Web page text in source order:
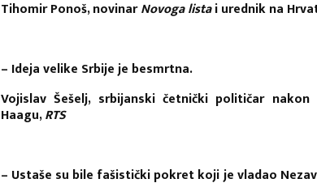
Tihomir Ponoš, novinarNovoga listai urednik na
– Ideja velike Srbije je besmrtna.
Vojislav Šešelj, srbijanski četnički političar
Haagu,RTS
– Ustaše su bile fašistički pokret koji je vladao